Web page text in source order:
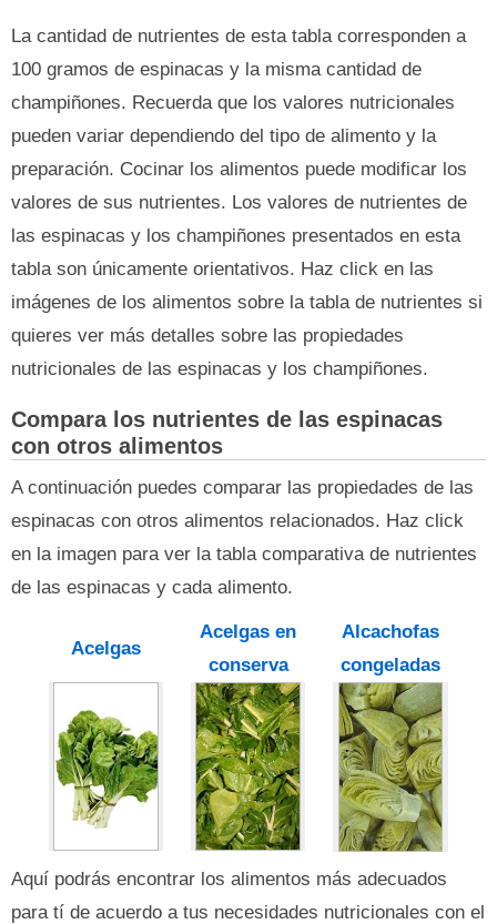
La cantidad de nutrientes de esta tabla corresponden a
100 gramos de espinacas y la misma cantidad de
champiñones. Recuerda que los valores nutricionales
pueden variar dependiendo del tipo de alimento y la
preparación. Cocinar los alimentos puede modificar los
valores de sus nutrientes. Los valores de nutrientes de
las espinacas y los champiñones presentados en esta
tabla son únicamente orientativos. Haz click en las
imágenes de los alimentos sobre la tabla de nutrientes si
quieres ver más detalles sobre las propiedades
nutricionales de las espinacas y los champiñones.
Compara los nutrientes de las espinacas
con otros alimentos
A continuación puedes comparar las propiedades de las
espinacas con otros alimentos relacionados. Haz click
en la imagen para ver la tabla comparativa de nutrientes
de las espinacas y cada alimento.
Acelgas
Acelgas en
conserva
Alcachofas
congeladas
Aquí podrás encontrar los alimentos más adecuados
para tí de acuerdo a tus necesidades nutricionales con el